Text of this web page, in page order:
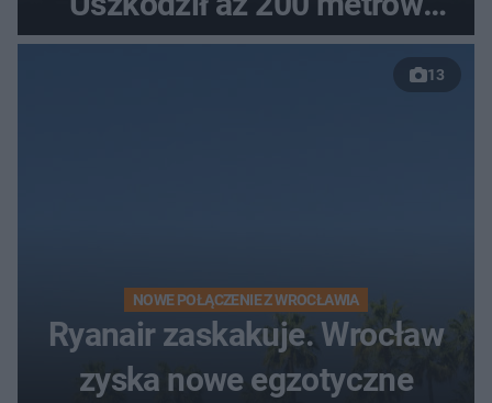
nowej drogi
13
NOWE POŁĄCZENIE Z WROCŁAWIA
Ryanair zaskakuje. Wrocław
zyska nowe egzotyczne